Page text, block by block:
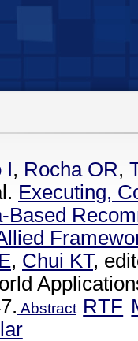
I, Rocha OR,
Executing,
Based
, Chui KT,
Abstract RTF